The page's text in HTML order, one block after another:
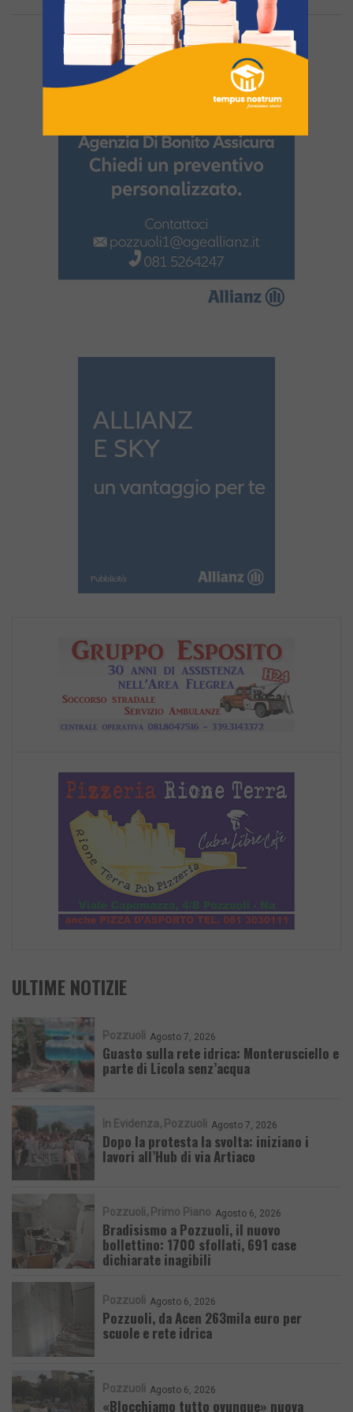
ULTIME NOTIZIE
Pozzuoli Agosto 7, 2026
Guasto sulla rete idrica: Monterusciello e
parte di Licola senz’acqua
In Evidenza Pozzuoli Agosto 7, 2026
Dopo la protesta la svolta: iniziano i
lavori all’Hub di via Artiaco
Pozzuoli Primo Piano Agosto 6, 2026
Bradisismo a Pozzuoli, il nuovo
bollettino: 1700 sfollati, 691 case
dichiarate inagibili
Pozzuoli Agosto 6, 2026
Pozzuoli, da Acen 263mila euro per
scuole e rete idrica
Pozzuoli Agosto 6, 2026
«Blocchiamo tutto ovunque» nuova